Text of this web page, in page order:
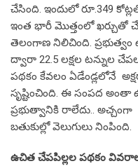
చేసింది. ఇందులో రూ.349
ఇంత భారీ మొత్తంలో ఖర్చుతో
తెలంగాణ నిలిచింది.
ద్వారా 22.5 లక్షల టన్నుల
ప‌థ‌కం కేవ‌లం ఏడేండ్ల‌లోనే
సృష్టించింది. ఈ సంపద
ప్రభుత్వానికి రాలేదు..
బ‌తుకుల్లో వెలుగులు నింపింది.
ఉచిత చేప‌పిల్ల‌ల ప‌థ‌కం